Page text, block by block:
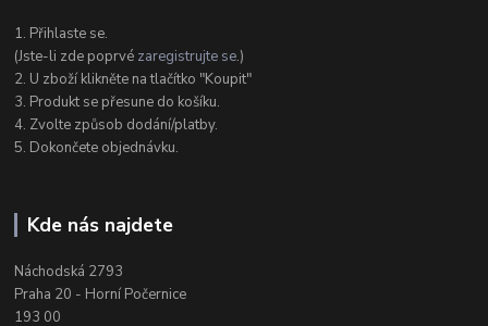
1. Přihlaste se.
(Jste-li zde poprvé zaregistrujte se.)
2. U zboží klikněte na tlačítko "Koupit"
3. Produkt se přesune do košíku.
4. Zvolte způsob dodání/platby.
5. Dokončete objednávku.
Kde nás najdete
Náchodská 2793
Praha 20 - Horní Počernice
193 00